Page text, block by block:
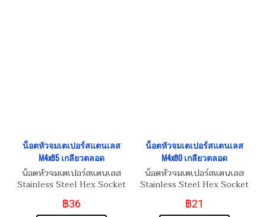
น็อตหัวจมเตเปอร์สแตนเลส
M4x85 เกลียวตลอด
น็อตหัวจมเตเปอร์สแตนเลส
Stainless Steel Hex Socket
Taper Head Screw M4x85
฿36
น็อตหัวจมเตเปอร์สแตนเลส
M4x80 เกลียวตลอด
น็อตหัวจมเตเปอร์สแตนเลส
Stainless Steel Hex Socket
Taper Head Screw M4x80
฿21